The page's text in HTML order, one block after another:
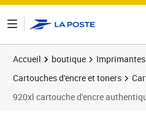
Accueil boutique
Cartouches d'encre et toners
920xl cartouche d'encre